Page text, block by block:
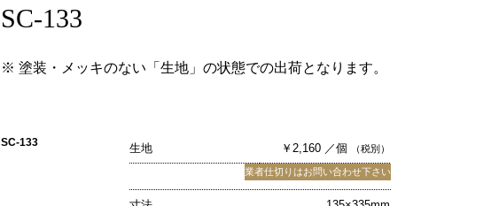
SC-133
※ 塗装・メッキのない「生地」の状態での出荷となります。
SC-133 生地 ￥2,160 ／個 （税別）
業者仕切りはお問い合わせ下さい